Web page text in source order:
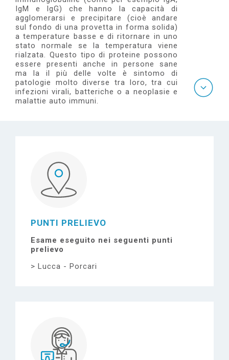
IgM e IgG) che hanno la capacità di
agglomerarsi e precipitare (cioè andare
sul fondo di una provetta in forma solida)
a temperature basse e di ritornare in uno
stato normale se la temperatura viene
rialzata. Questo tipo di proteine possono
essere presenti anche in persone sane
ma la il più delle volte è sintomo di
patologie molto diverse tra loro, tra cui
infezioni virali, batteriche o a neoplasie e
malattie auto immuni.
PUNTI PRELIEVO
Esame eseguito nei seguenti punti
prelievo
Lucca - Porcari